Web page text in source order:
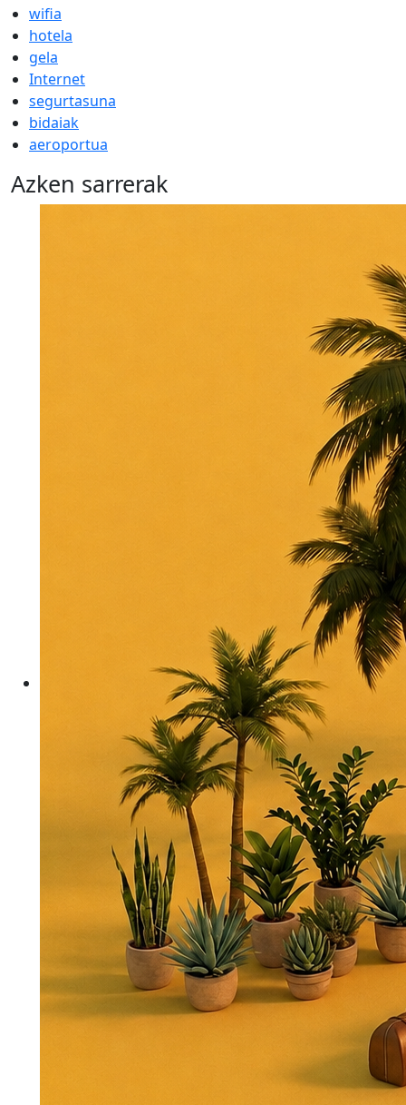
wifia
hotela
gela
Internet
segurtasuna
bidaiak
aeroportua
Azken sarrerak